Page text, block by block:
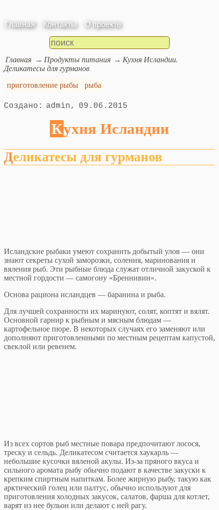
Главная Контакты О проекте
Главная Продукты питания
Кухня Исландии.
Деликатесы для гурманов
приготовление рыбы
рыба
admin 09.06.2015
Кухня Исландии
Деликатесы для гурманов
Исландские рыбаки умеют сохранить добытый улов — они
знают секреты сухой заморозки, соления, маринования и
вяления рыб. Эти рыбные блюда служат отличной закуской к
местной гордости — самогону «Бреннивин».
Основа рациона исландцев — баранина и рыба.
Для лучшей сохранности их маринуют, солят, коптят и вялят.
Основной гарнир к рыбным и мясным блюдам —
картофельное пюре. В некоторых случаях его заменяют или
дополняют приготовленными по местным рецептам капустой,
свеклой или ревенем.
Из всех сортов рыб местные повара предпочитают лосося,
треску и сельдь. Деликатесом считается хаукарль —
небольшие кусочки вяленой акулы. Из-за пряного вкуса и
сильного аромата рыбу обычно подают в качестве закуски к
крепким спиртным напиткам. Более жирную рыбу, такую как
арктический голец или палтус, обычно используют для
приготовления холодных закусок, салатов, фарша для котлет,
варят из нее бульон или делают с ней рагу.